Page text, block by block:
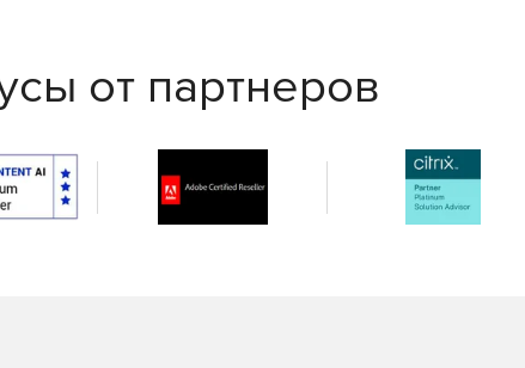
от партнеров